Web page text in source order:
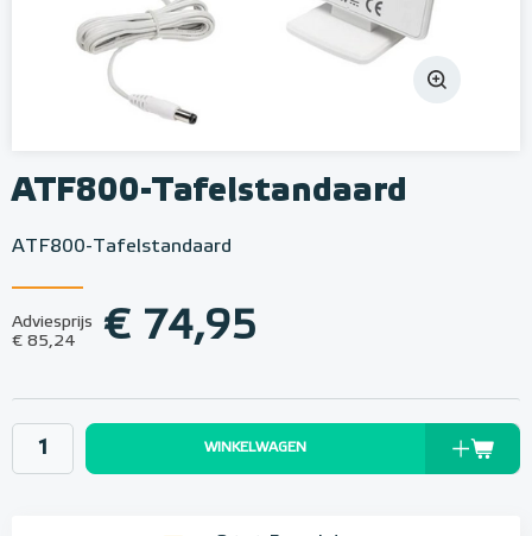
ATF800-Tafelstandaard
ATF800-Tafelstandaard
Adviesprijs
€ 85,24
€ 74,95
WINKELWAGEN